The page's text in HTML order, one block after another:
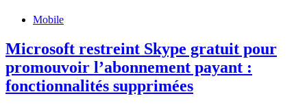
Mobile
Microsoft restreint Skype gratuit pour
promouvoir l’abonnement payant :
fonctionnalités supprimées